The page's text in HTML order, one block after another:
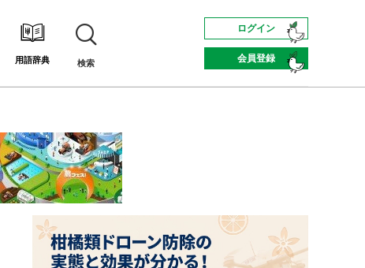
用語辞典 検索
ログイン
会員登録